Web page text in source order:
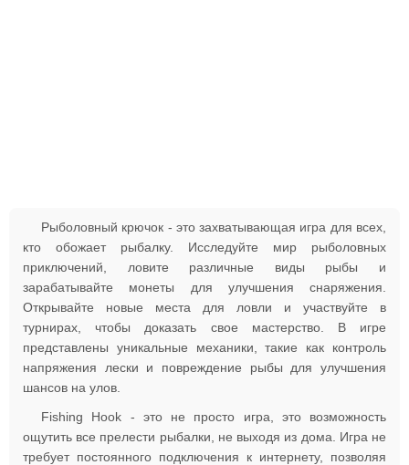
Рыболовный крючок - это захватывающая игра для всех,
кто обожает рыбалку. Исследуйте мир рыболовных
приключений, ловите различные виды рыбы и
зарабатывайте монеты для улучшения снаряжения.
Открывайте новые места для ловли и участвуйте в
турнирах, чтобы доказать свое мастерство. В игре
представлены уникальные механики, такие как контроль
напряжения лески и повреждение рыбы для улучшения
шансов на улов.
Fishing Hook - это не просто игра, это возможность
ощутить все прелести рыбалки, не выходя из дома. Игра не
требует постоянного подключения к интернету, позволяя